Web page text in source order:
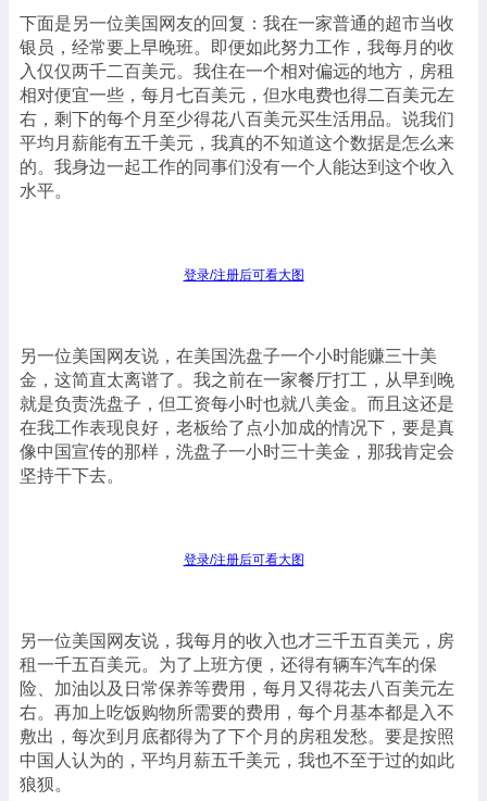
下面是另一位美国网友的回复：我在一家普通的超市当收
银员，经常要上早晚班。即便如此努力工作，我每月的收
入仅仅两千二百美元。我住在一个相对偏远的地方，房租
相对便宜一些，每月七百美元，但水电费也得二百美元左
右，剩下的每个月至少得花八百美元买生活用品。说我们
平均月薪能有五千美元，我真的不知道这个数据是怎么来
的。我身边一起工作的同事们没有一个人能达到这个收入
水平。
登录/注册后可看大图
另一位美国网友说，在美国洗盘子一个小时能赚三十美
金，这简直太离谱了。我之前在一家餐厅打工，从早到晚
就是负责洗盘子，但工资每小时也就八美金。而且这还是
在我工作表现良好，老板给了点小加成的情况下，要是真
像中国宣传的那样，洗盘子一小时三十美金，那我肯定会
坚持干下去。
登录/注册后可看大图
另一位美国网友说，我每月的收入也才三千五百美元，房
租一千五百美元。为了上班方便，还得有辆车汽车的保
险、加油以及日常保养等费用，每月又得花去八百美元左
右。再加上吃饭购物所需要的费用，每个月基本都是入不
敷出，每次到月底都得为了下个月的房租发愁。要是按照
中国人认为的，平均月薪五千美元，我也不至于过的如此
狼狈。